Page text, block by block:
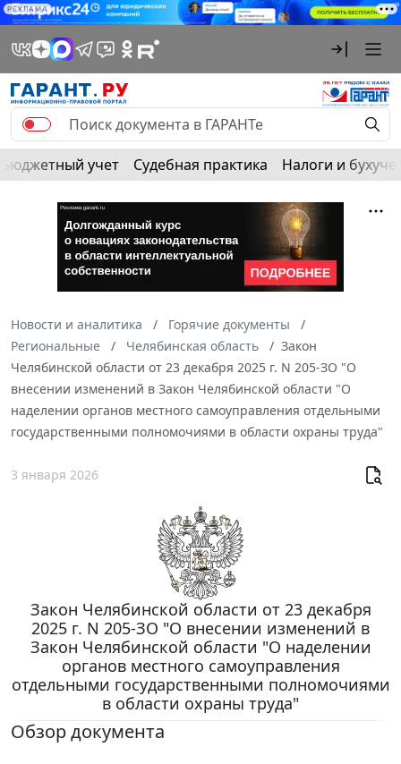
РЕКЛАМА
Бюджетный учет Судебная практика Налоги и
Новости и аналитика
Горячие документы
Региональные
Челябинская область
Закон
Челябинской области от 23 декабря 2025 г. N 205-ЗО "О
внесении изменений в Закон Челябинской области "О
наделении органов местного самоуправления отдельными
государственными полномочиями в области охраны труда"
3 января 2026
Закон Челябинской области от 23 декабря
2025 г. N 205-ЗО "О внесении изменений в
Закон Челябинской области "О наделении
органов местного самоуправления
отдельными государственными полномочиями
в области охраны труда"
Обзор документа